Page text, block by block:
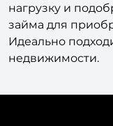
нагрузку и
займа для
Идеально
недвижимости.